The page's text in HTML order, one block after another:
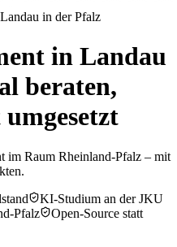
Landau in der Pfalz
in Landau
beraten,
im Raum Rheinland-Pfalz – mit
KI-Studium an der JKU
Pfalz
Open-Source statt